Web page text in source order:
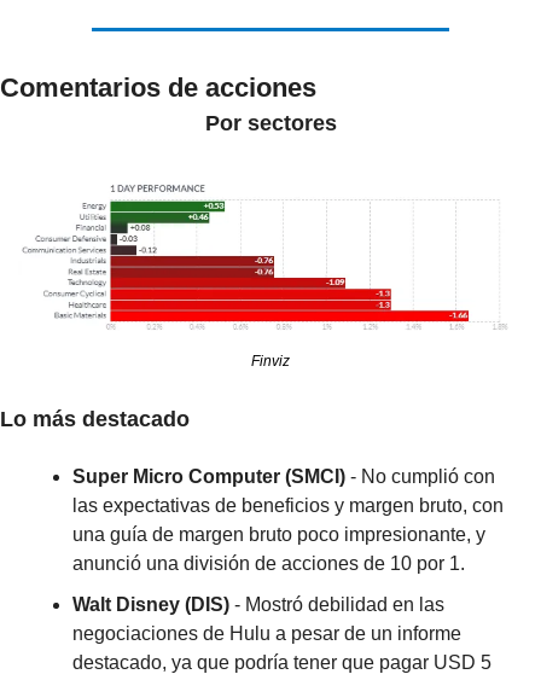
Comentarios de acciones
Por sectores
Finviz
Lo más destacado
Super Micro Computer (SMCI) - No cumplió con
las expectativas de beneficios y margen bruto, con
una guía de margen bruto poco impresionante, y
anunció una división de acciones de 10 por 1.
Walt Disney (DIS) - Mostró debilidad en las
negociaciones de Hulu a pesar de un informe
destacado, ya que podría tener que pagar USD 5